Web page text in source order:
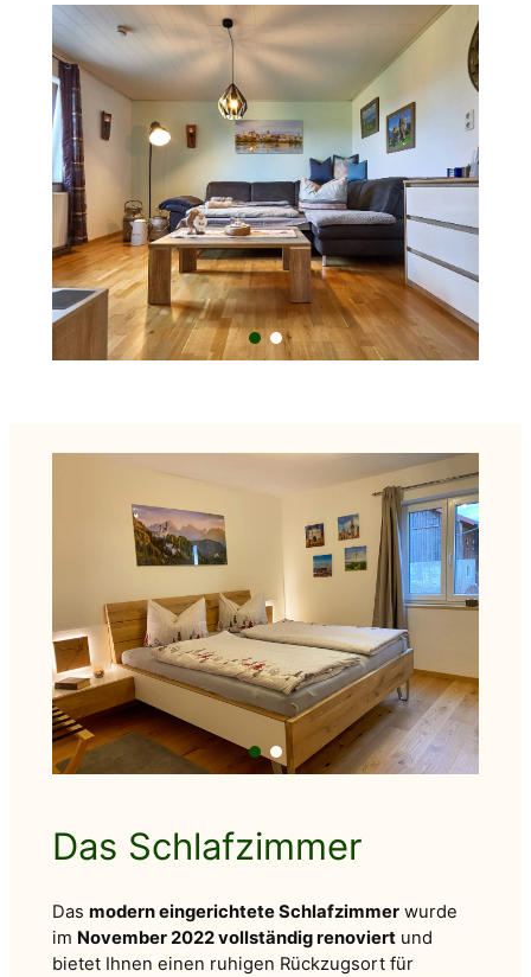
Das Schlafzimmer
Das modern eingerichtete Schlafzimmerwurde
im November 2022 vollständig renoviertund
bietet Ihnen einen ruhigen Rückzugsort für